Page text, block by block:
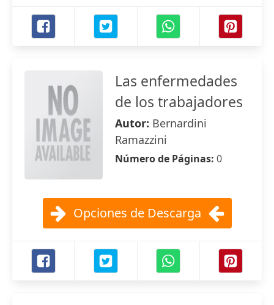
Las enfermedades
de los trabajadores
Autor: Bernardini
Ramazzini
Número de Páginas: 0
Opciones de Descarga